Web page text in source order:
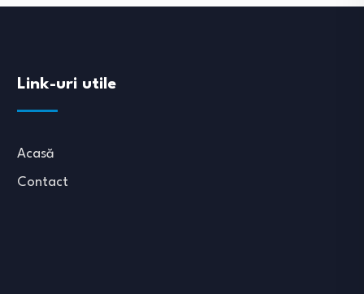
Link-uri utile
Acasă
Contact